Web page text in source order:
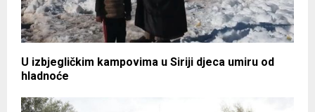
U izbjegličkim kampovima u Siriji djeca umiru od
hladnoće